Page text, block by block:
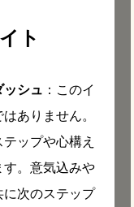
ト
ッシュ ：このイ
ありません。
ップや心構え
す。意気込みや
に次のステップ